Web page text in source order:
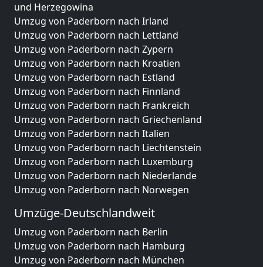
und Herzegowina
Umzug von Paderborn nach Irland
Umzug von Paderborn nach Lettland
Umzug von Paderborn nach Zypern
Umzug von Paderborn nach Kroatien
Umzug von Paderborn nach Estland
Umzug von Paderborn nach Finnland
Umzug von Paderborn nach Frankreich
Umzug von Paderborn nach Griechenland
Umzug von Paderborn nach Italien
Umzug von Paderborn nach Liechtenstein
Umzug von Paderborn nach Luxemburg
Umzug von Paderborn nach Niederlande
Umzug von Paderborn nach Norwegen
Umzüge-Deutschlandweit
Umzug von Paderborn nach Berlin
Umzug von Paderborn nach Hamburg
Umzug von Paderborn nach München